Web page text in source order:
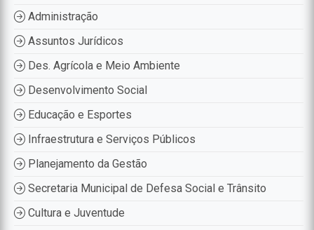
Administração
Assuntos Jurídicos
Des. Agrícola e Meio Ambiente
Desenvolvimento Social
Educação e Esportes
Infraestrutura e Serviços Públicos
Planejamento da Gestão
Secretaria Municipal de Defesa Social e Trânsito
Cultura e Juventude